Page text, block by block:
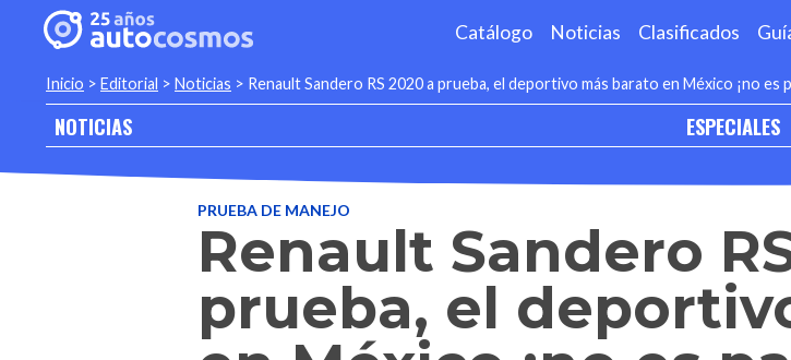
Catálogo Noticias Clasificados
Inicio > Editorial > Noticias > Renault Sandero RS 2020 a prueba, el deportivo más barato en México ¡no es
NOTICIAS ESPECIALES
PRUEBA DE MANEJO
Renault Sandero
prueba, el